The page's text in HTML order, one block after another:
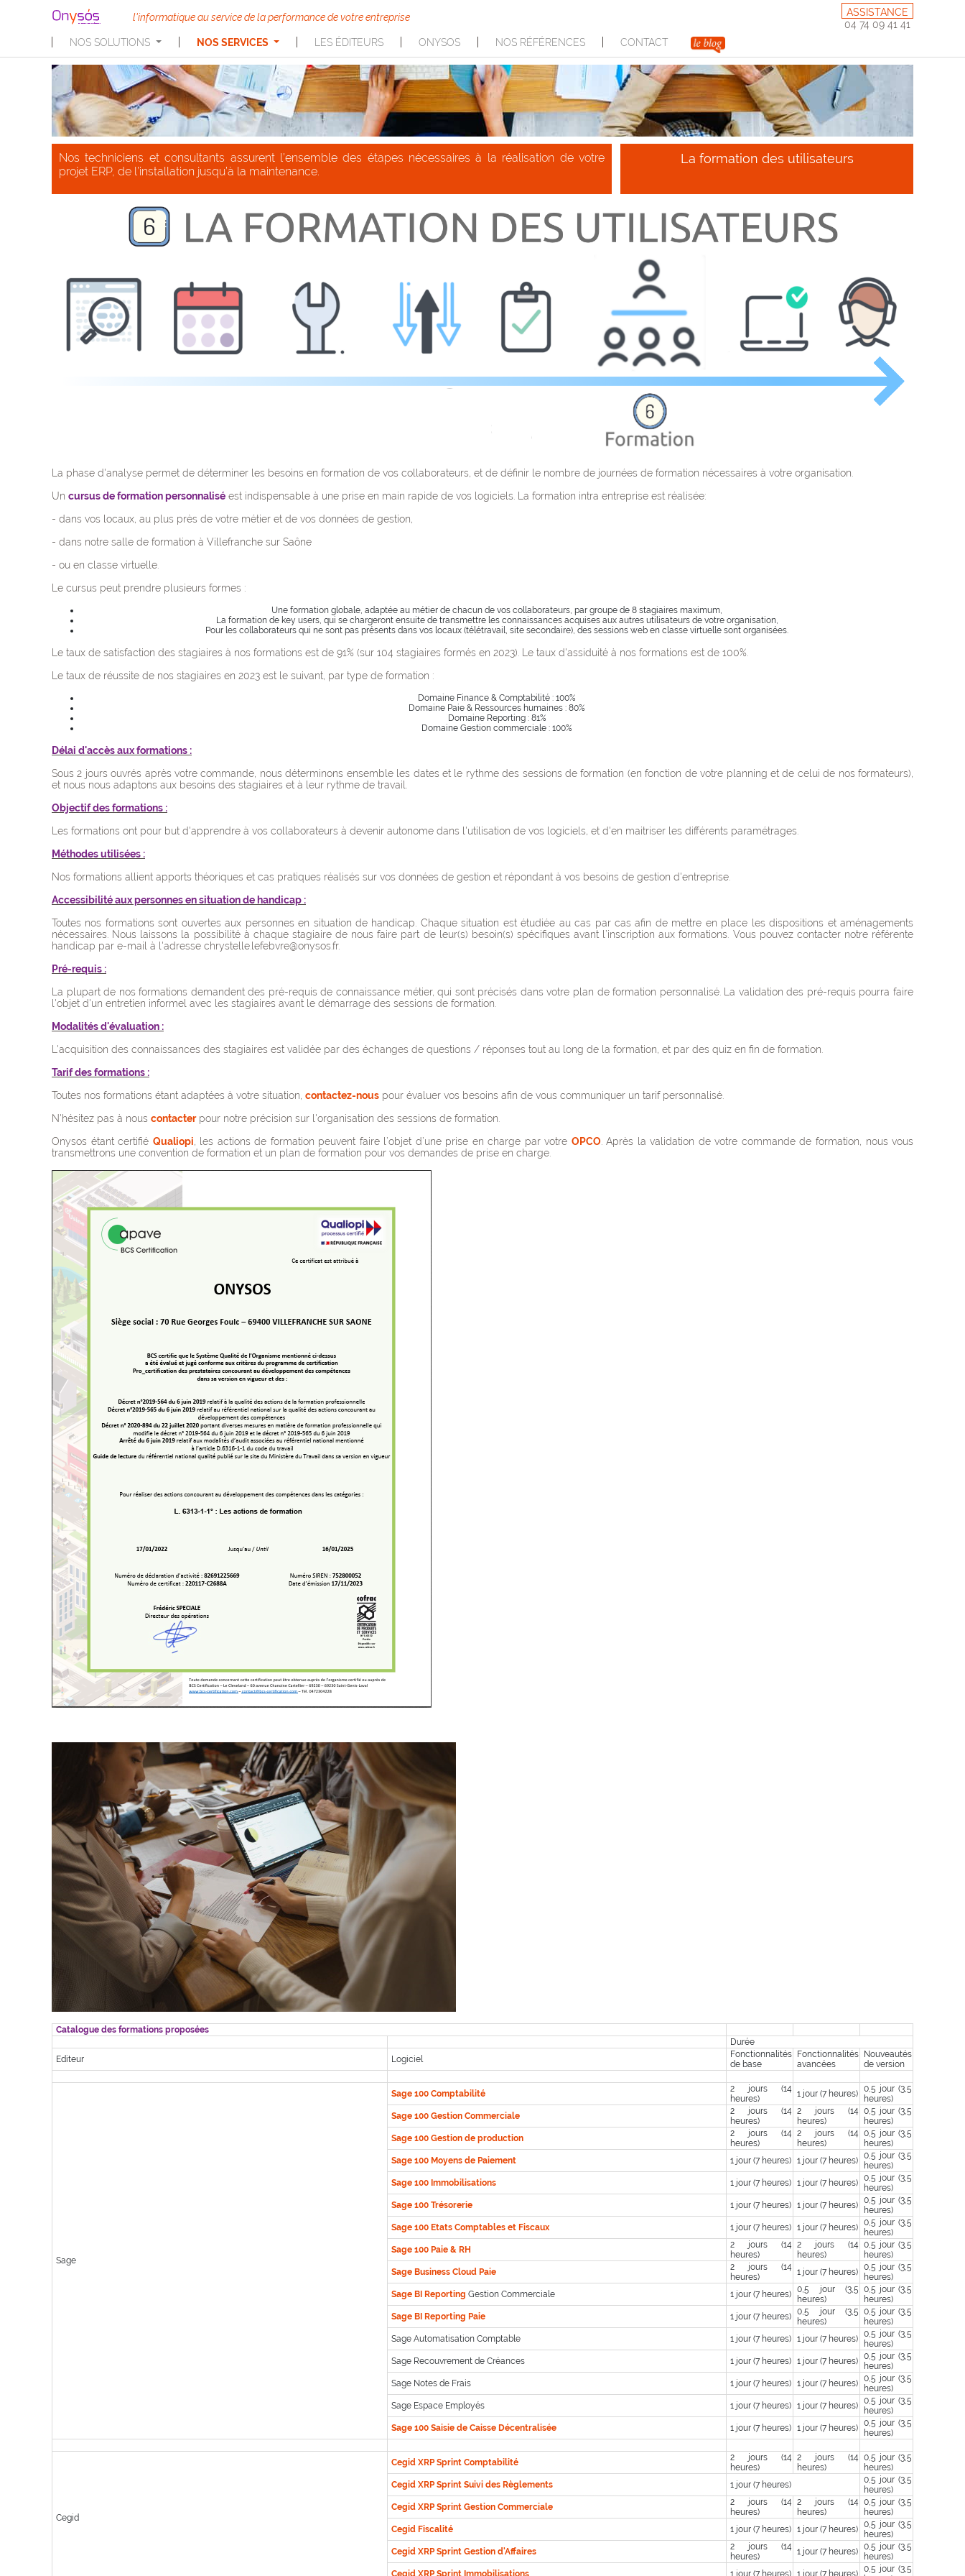
l'informatique au service de la performance de votre entreprise ASSISTANCE
04 74 09 41 41
NOS SOLUTIONS
NOS SERVICES LES ÉDITEURS ONYSOS NOS RÉFÉRENCES CONTACT
Nos techniciens et consultants assurent l’ensemble des étapes nécessaires à la réalisation de votre
projet ERP, de l’installation jusqu’à la maintenance.
La formation des utilisateurs
La phase d'analyse permet de déterminer les besoins en formation de vos collaborateurs, et de définir le nombre de journées de formation nécessaires à votre organisation.
Un cursus de formation personnalisé est indispensable à une prise en main rapide de vos logiciels. La formation intra entreprise est réalisée:
- dans vos locaux, au plus près de votre métier et de vos données de gestion,
- dans notre salle de formation à Villefranche sur Saône
- ou en classe virtuelle.
Le cursus peut prendre plusieurs formes :
Une formation globale, adaptée au métier de chacun de vos collaborateurs, par groupe de 8 stagiaires maximum,
La formation de key users, qui se chargeront ensuite de transmettre les connaissances acquises aux autres utilisateurs de votre organisation,
Pour les collaborateurs qui ne sont pas présents dans vos locaux (télétravail, site secondaire), des sessions web en classe virtuelle sont organisées.
Le taux de satisfaction des stagiaires à nos formations est de 91% (sur 104 stagiaires formés en 2023). Le taux d'assiduité à nos formations est de 100%.
Le taux de réussite de nos stagiaires en 2023 est le suivant, par type de formation :
Domaine Finance & Comptabilité : 100%
Domaine Paie & Ressources humaines : 80%
Domaine Reporting : 81%
Domaine Gestion commerciale : 100%
Délai d'accès aux formations :
Sous 2 jours ouvrés après votre commande, nous déterminons ensemble les dates et le rythme des sessions de formation (en fonction de votre planning et de celui de nos formateurs),
et nous nous adaptons aux besoins des stagiaires et à leur rythme de travail.
Objectif des formations :
Les formations ont pour but d'apprendre à vos collaborateurs à devenir autonome dans l'utilisation de vos logiciels, et d'en maitriser les différents paramétrages.
Méthodes utilisées :
Nos formations allient apports théoriques et cas pratiques réalisés sur vos données de gestion et répondant à vos besoins de gestion d'entreprise.
Accessibilité aux personnes en situation de handicap :
Toutes nos formations sont ouvertes aux personnes en situation de handicap. Chaque situation est étudiée au cas par cas afin de mettre en place les dispositions et aménagements
nécessaires. Nous laissons la possibilité à chaque stagiaire de nous faire part de leur(s) besoin(s) spécifiques avant l’inscription aux formations. Vous pouvez contacter notre référente
handicap par e-mail à l'adresse chrystelle.lefebvre@onysos.fr.
Pré-requis :
La plupart de nos formations demandent des pré-requis de connaissance métier, qui sont précisés dans votre plan de formation personnalisé. La validation des pré-requis pourra faire
l'objet d'un entretien informel avec les stagiaires avant le démarrage des sessions de formation.
Modalités d'évaluation :
L'acquisition des connaissances des stagiaires est validée par des échanges de questions / réponses tout au long de la formation, et par des quiz en fin de formation.
Tarif des formations :
Toutes nos formations étant adaptées à votre situation, contactez-nous pour évaluer vos besoins afin de vous communiquer un tarif personnalisé.
N'hésitez pas à nous contacterpour notre précision sur l'organisation des sessions de formation.
Onysos étant certifié Qualiopi les actions de formation peuvent faire l’objet d’une prise en charge par votre OPCO. Après la validation de votre commande de formation, nous vous
transmettrons une convention de formation et un plan de formation pour vos demandes de prise en charge.
Catalogue des formations proposées
Durée
Editeur
Logiciel
Fonctionnalités
de base
Fonctionnalités
avancées
Nouveautés
de version
Sage
Sage 100 Comptabilité
2 jours (14
heures)
1 jour (7 heures) 0,5 jour (3,5
heures)
Sage 100 Gestion Commerciale
2 jours (14
heures)
2 jours (14
heures)
0,5 jour (3,5
heures)
Sage 100 Gestion de production
2 jours (14
heures)
2 jours (14
heures)
0,5 jour (3,5
heures)
Sage 100 Moyens de Paiement
1 jour (7 heures) 1 jour (7 heures) 0,5 jour (3,5
heures)
Sage 100 Immobilisations
1 jour (7 heures) 1 jour (7 heures) 0,5 jour (3,5
heures)
Sage 100 Trésorerie
1 jour (7 heures) 1 jour (7 heures) 0,5 jour (3,5
heures)
Sage 100 Etats Comptables et Fiscaux
1 jour (7 heures) 1 jour (7 heures) 0,5 jour (3,5
heures)
Sage 100 Paie & RH
2 jours (14
heures)
2 jours (14
heures)
0,5 jour (3,5
heures)
Sage Business Cloud Paie
2 jours (14
heures)
1 jour (7 heures) 0,5 jour (3,5
heures)
Sage BI Reporting Gestion Commerciale 1 jour (7 heures) 0,5 jour (3,5
heures)
0,5 jour (3,5
heures)
Sage BI Reporting Paie
1 jour (7 heures) 0,5 jour (3,5
heures)
0,5 jour (3,5
heures)
Sage Automatisation Comptable
1 jour (7 heures) 1 jour (7 heures) 0,5 jour (3,5
heures)
Sage Recouvrement de Créances
1 jour (7 heures) 1 jour (7 heures) 0,5 jour (3,5
heures)
Sage Notes de Frais
1 jour (7 heures) 1 jour (7 heures) 0,5 jour (3,5
heures)
Sage Espace Employés
1 jour (7 heures) 1 jour (7 heures) 0,5 jour (3,5
heures)
Sage 100 Saisie de Caisse Décentralisée
1 jour (7 heures) 1 jour (7 heures) 0,5 jour (3,5
heures)
Cegid
Cegid XRP Sprint Comptabilité
2 jours (14
heures)
2 jours (14
heures)
0,5 jour (3,5
heures)
Cegid XRP Sprint Suivi des Règlements
1 jour (7 heures)
0,5 jour (3,5
heures)
Cegid XRP Sprint Gestion Commerciale
2 jours (14
heures)
2 jours (14
heures)
0,5 jour (3,5
heures)
Cegid Fiscalité
1 jour (7 heures) 1 jour (7 heures) 0,5 jour (3,5
heures)
Cegid XRP Sprint Gestion d'Affaires
2 jours (14
heures)
1 jour (7 heures) 0,5 jour (3,5
heures)
Cegid XRP Sprint Immobilisations
1 jour (7 heures) 1 jour (7 heures) 0,5 jour (3,5